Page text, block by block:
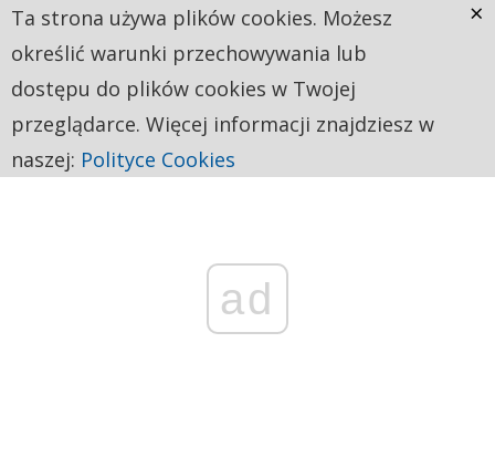
ad
Ta strona używa plików cookies. Możesz
określić warunki przechowywania lub
dostępu do plików cookies w Twojej
przeglądarce. Więcej informacji znajdziesz w
naszej: Polityce Cookies
×